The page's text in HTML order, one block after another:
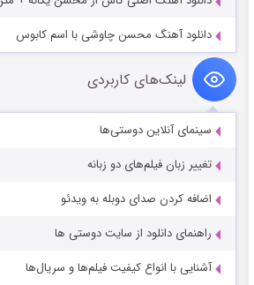
دانلود آهنگ محسن چاوشی با اسم کابوس
لینک‌های کاربردی
سینمای آنلاین دوستی‌ها
تغییر زبان فیلم‌های دو زبانه
اضافه کردن صدای دوبله به ویدئو
راهنمای دانلود از سایت دوستی ها
آشنایی با انواع کیفیت فیلم‌ها و سریال‌ها